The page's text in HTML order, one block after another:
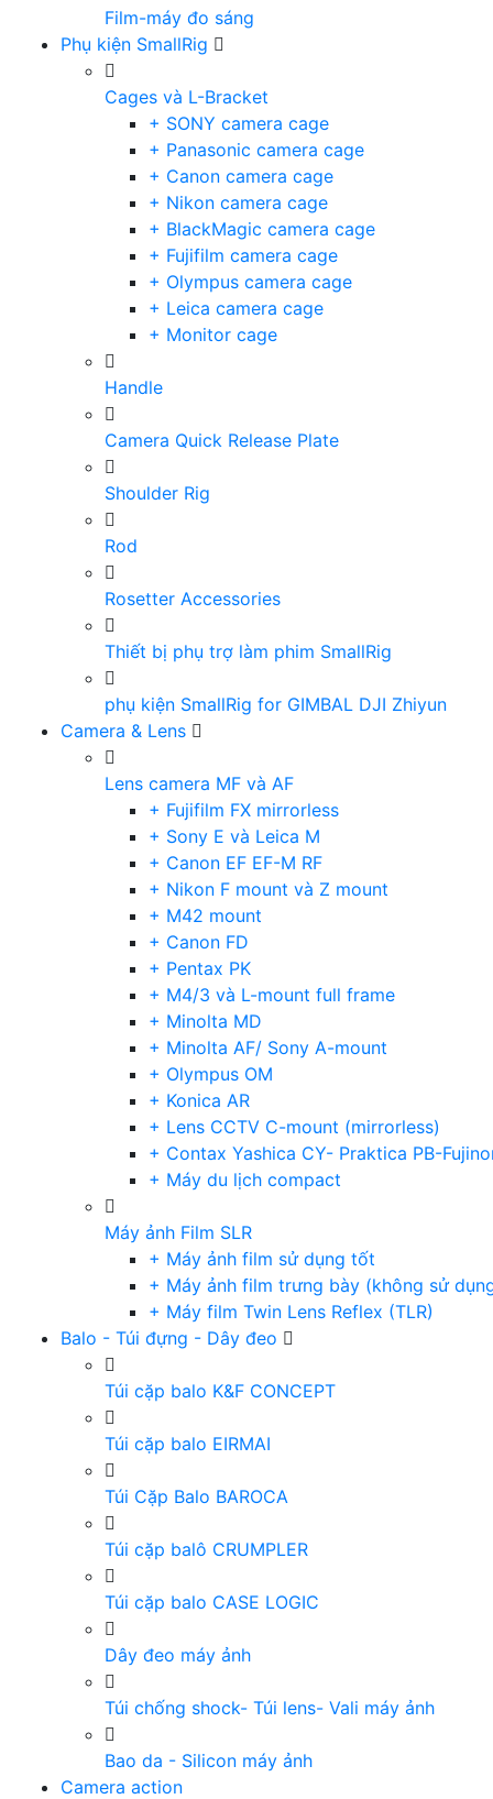
Film-máy đo sáng
Phụ kiện SmallRig
Cages và L-Bracket
+ SONY camera cage
+ Panasonic camera cage
+ Canon camera cage
+ Nikon camera cage
+ BlackMagic camera cage
+ Fujifilm camera cage
+ Olympus camera cage
+ Leica camera cage
+ Monitor cage
Handle
Camera Quick Release Plate
Shoulder Rig
Rod
Rosetter Accessories
Thiết bị phụ trợ làm phim SmallRig
phụ kiện SmallRig for GIMBAL DJI Zhiyun
Camera & Lens
Lens camera MF và AF
+ Fujifilm FX mirrorless
+ Sony E và Leica M
+ Canon EF EF-M RF
+ Nikon F mount và Z mount
+ M42 mount
+ Canon FD
+ Pentax PK
+ M4/3 và L-mount full frame
+ Minolta MD
+ Minolta AF/ Sony A-mount
+ Olympus OM
+ Konica AR
+ Lens CCTV C-mount (mirrorless)
+ Contax Yashica CY- Praktica PB-
+ Máy du lịch compact
Máy ảnh Film SLR
+ Máy ảnh film sử dụng tốt
+ Máy ảnh film trưng bày (không sử
+ Máy film Twin Lens Reflex (TLR)
Balo - Túi đựng - Dây đeo
Túi cặp balo K&F CONCEPT
Túi cặp balo EIRMAI
Túi Cặp Balo BAROCA
Túi cặp balô CRUMPLER
Túi cặp balo CASE LOGIC
Dây đeo máy ảnh
Túi chống shock- Túi lens- Vali máy ảnh
Bao da - Silicon máy ảnh
Camera action